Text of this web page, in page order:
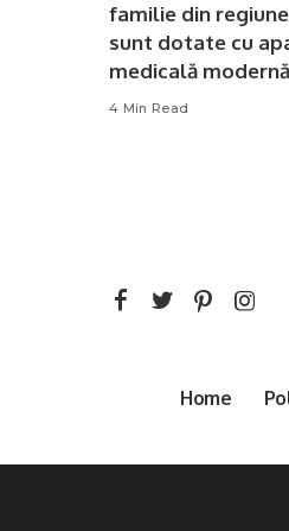
familie din
sunt dotate cu
medicală modernă
4 Min Read
Home